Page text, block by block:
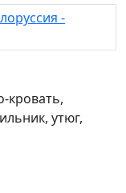
кровать,
утюг,